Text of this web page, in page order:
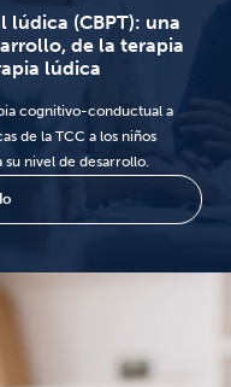
(CBPT): una
de la terapia
lúdica
cognitivo-conductual a
de la TCC a los niños
su nivel de desarrollo.